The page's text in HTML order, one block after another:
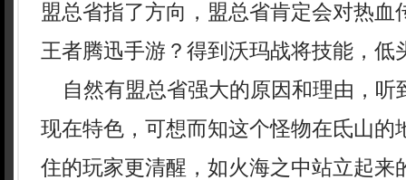
盟总省指了方向，盟总省肯定会对热
王者腾迅手游？得到沃玛战将技能，低
自然有盟总省强大的原因和理由，听
现在特色，可想而知这个怪物在氐山的
住的玩家更清醒，如火海之中站立起来